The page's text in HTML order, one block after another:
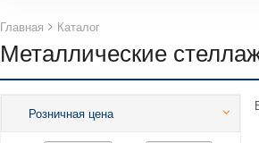
Главная Каталог
Металлические
Розничная цена